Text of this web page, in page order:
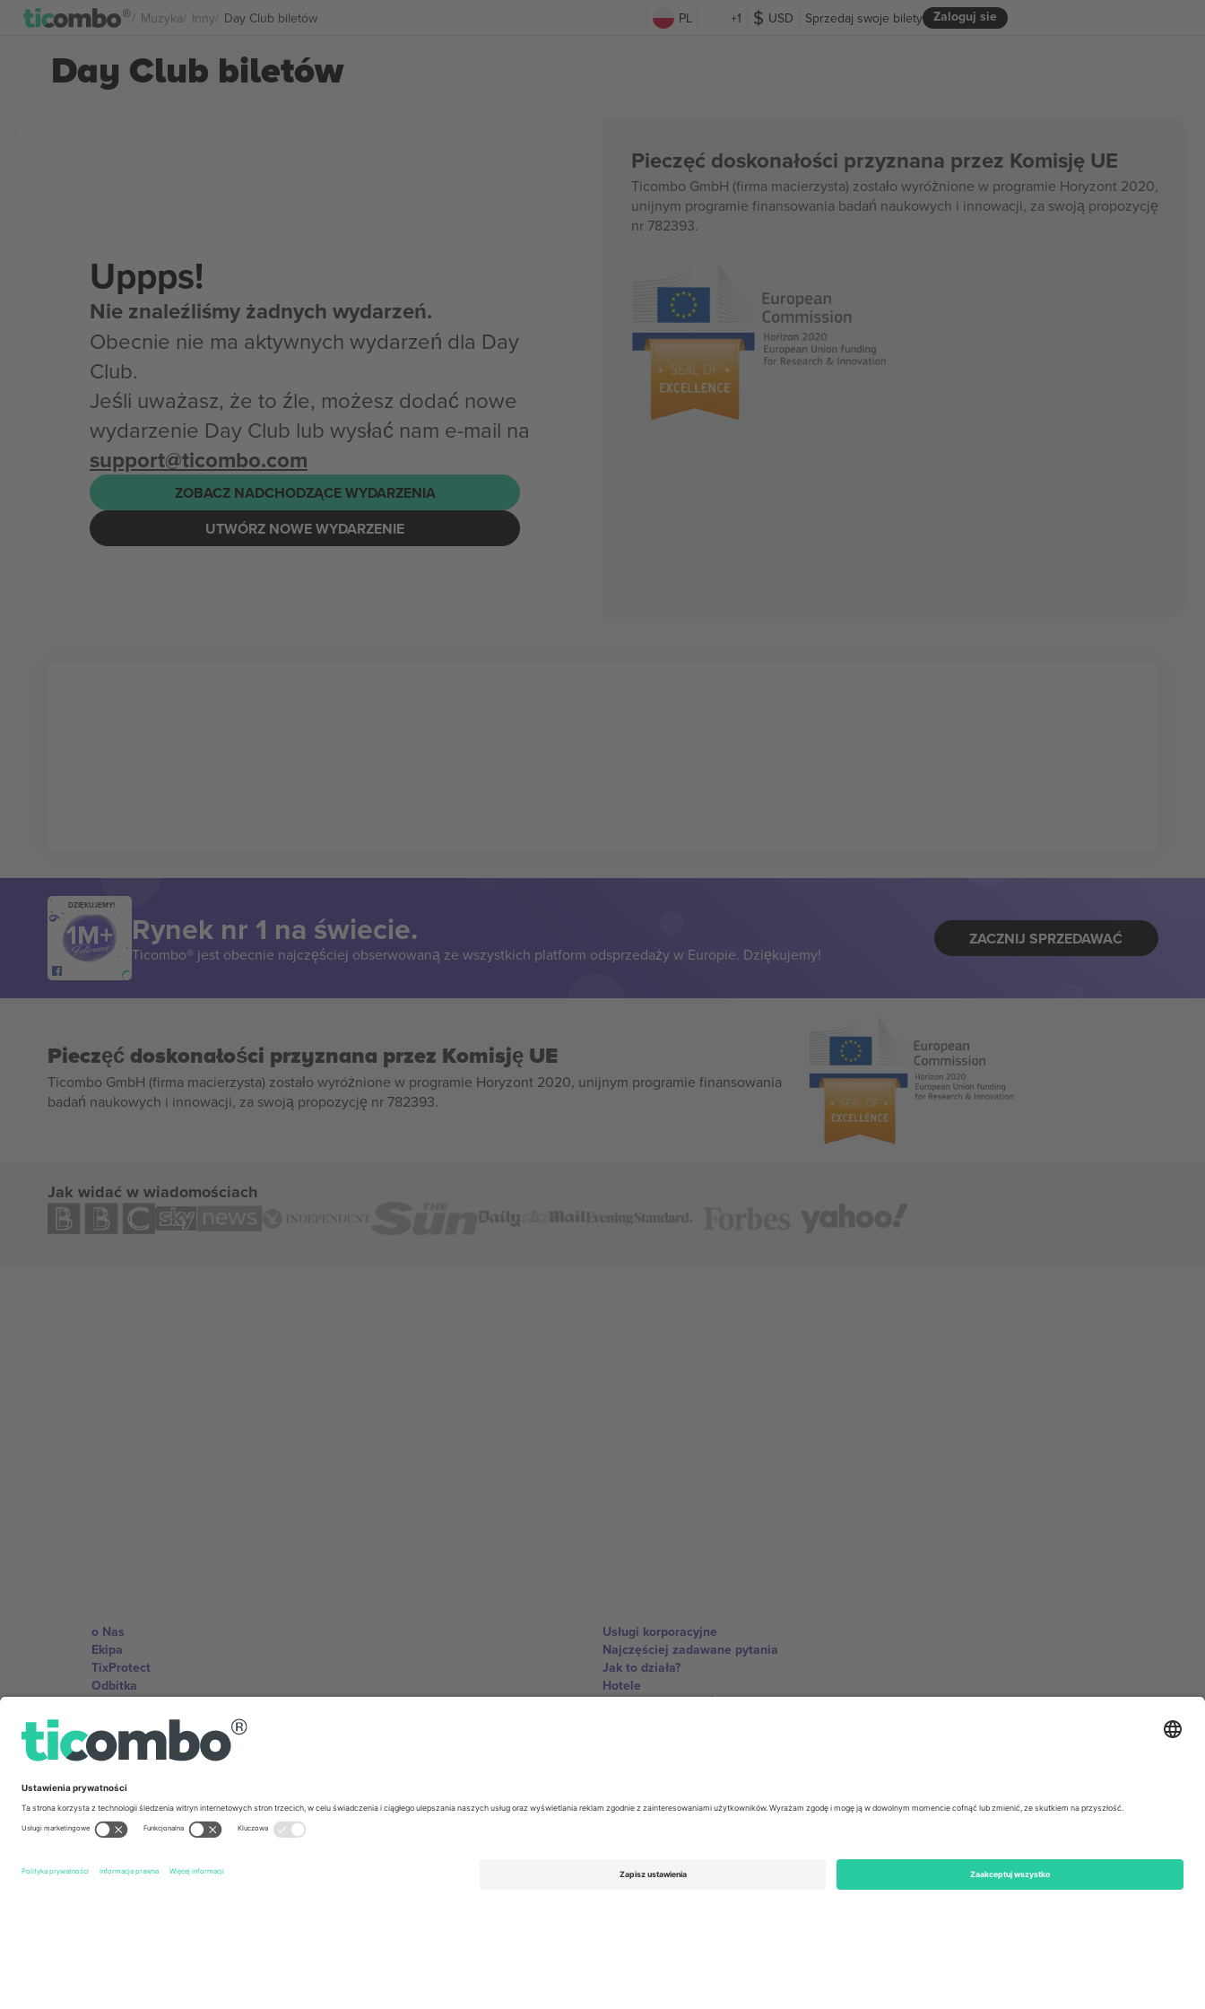
Muzyka Inny Day Club biletów PL +1 USD Zaloguj sie
Sprzedaj swoje bilety
Day Club biletów
Uppps!
Nie znaleźliśmy żadnych wydarzeń.
Obecnie nie ma aktywnych wydarzeń dla Day
Club.
Jeśli uważasz, że to źle, możesz dodać nowe
wydarzenie Day Club lub wysłać nam e-mail na
support@ticombo.com
ZOBACZ NADCHODZĄCE WYDARZENIA
UTWÓRZ NOWE WYDARZENIE
Pieczęć doskonałości przyznana przez Komisję UE
Ticombo GmbH (firma macierzysta) zostało wyróżnione w programie Horyzont 2020,
unijnym programie finansowania badań naukowych i innowacji, za swoją propozycję
nr 782393.
DZIĘKUJEMY!
Rynek nr 1 na świecie.
Ticombo® jest obecnie najczęściej obserwowaną ze wszystkich platform odsprzedaży w Europie. Dziękujemy!
ZACZNIJ SPRZEDAWAĆ
Pieczęć doskonałości przyznana przez Komisję UE
Ticombo GmbH (firma macierzysta) zostało wyróżnione w programie Horyzont 2020, unijnym programie finansowania
badań naukowych i innowacji, za swoją propozycję nr 782393.
Jak widać w wiadomościach
o Nas
Ekipa
TixProtect
Odbitka
Zasady i warunki
Program partnerski
Usługi korporacyjne
Najczęściej zadawane pytania
Jak to działa?
Hotele
Centrum Pucharu Świata